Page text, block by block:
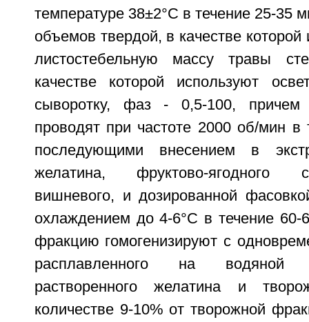
температуре 38±2°С в течение 25-35
объемов твердой, в качестве которой
листостебельную массу травы
качестве которой используют
сыворотку, фаз - 0,5-100, причем
проводят при частоте 2000 об/мин в
последующими внесением в
желатина, фруктово-ягодного
вишневого, и дозированной
охлаждением до 4-6°С в течение
фракцию гомогенизируют с
расплавленного на
растворенного желатина и
количестве 9-10% от творожной